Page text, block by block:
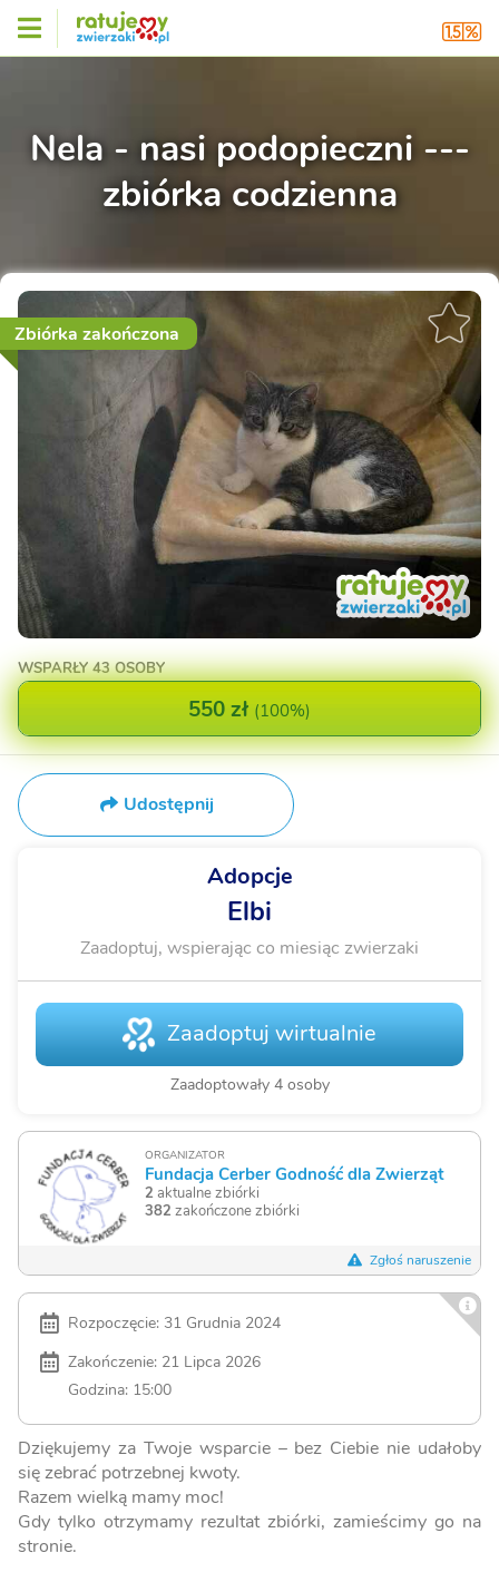
Nela - nasi podopieczni ---
zbiórka codzienna
Zbiórka zakończona
WSPARŁY43 OSOBY
550 zł (100%)
Udostępnij
Adopcje
Elbi
Zaadoptuj, wspierając co miesiąc zwierzaki
Zaadoptuj wirtualnie
Zaadoptowały 4 osoby
ORGANIZATOR
Fundacja Cerber Godność dla Zwierząt
2 aktualne zbiórki
382 zakończone zbiórki
Zgłoś naruszenie
Rozpoczęcie: 31 Grudnia 2024
Zakończenie: 21 Lipca 2026
Godzina: 15:00
Dziękujemy za Twoje wsparcie – bez Ciebie nie udałoby
się zebrać potrzebnej kwoty.
Razem wielką mamy moc!
Gdy tylko otrzymamy rezultat zbiórki, zamieścimy go na
stronie.